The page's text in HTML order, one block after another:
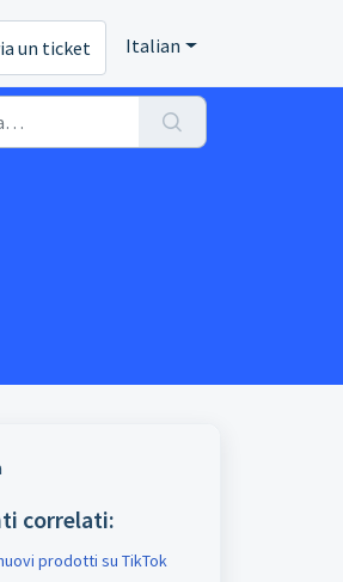
un ticket Italian
correlati:
prodotti su TikTok